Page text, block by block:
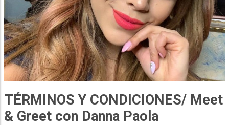
TÉRMINOS Y CONDICIONES/ Meet
& Greet con Danna Paola